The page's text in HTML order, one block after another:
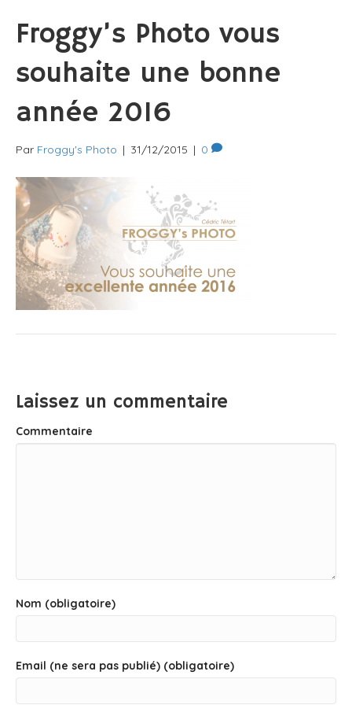
Froggy’s Photo vous
souhaite une bonne
année 2016
Par Froggy's Photo | 31/12/2015 | 0
Laissez un commentaire
Commentaire
Nom (obligatoire)
Email (ne sera pas publié) (obligatoire)